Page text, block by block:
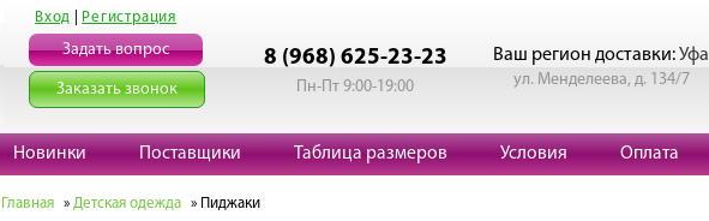
Вход Регистрация
Задать вопрос
Заказать звонок
8 (968) 625-23-23
Пн-Пт 9:00-19:00
Ваш регион доставки:Уфа
ул. Менделеева, д. 134/7
Новинки Поставщики Таблица размеров Условия Оплата
Главная » Детская одежда » Пиджаки